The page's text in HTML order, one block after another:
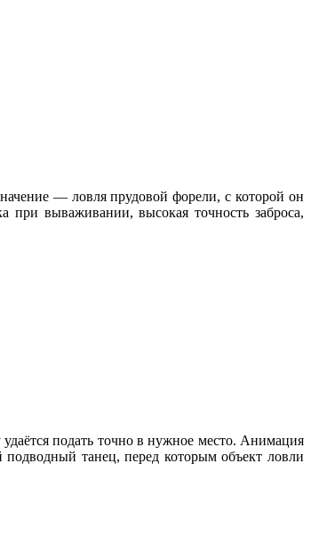
— ловля прудовой форели, с которой он
при вываживании, высокая точность заброса,
подать точно в нужное место. Анимация
подводный танец, перед которым объект ловли